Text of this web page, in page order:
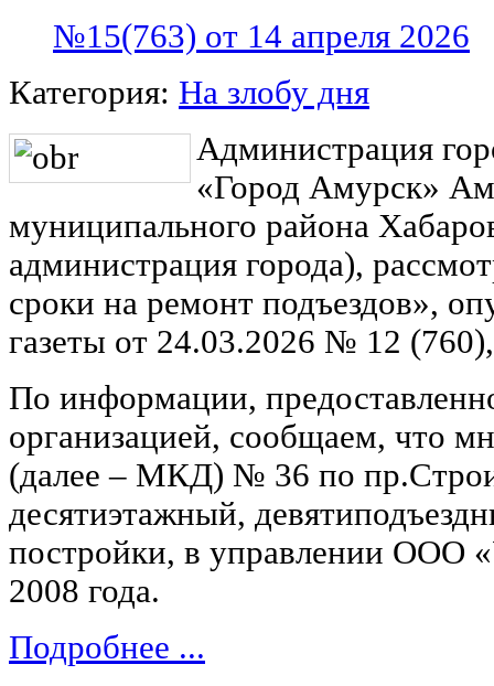
№15(763) от 14 апреля 2026
Категория: На злобу дня
Администрация
«Город Амурск»
муниципального района
администрация города),
сроки на ремонт подъездов»,
газеты от 24.03.2026 № 12
По информации,
организацией, сообщаем, что
(далее – МКД) № 36 по
десятиэтажный,
постройки, в управлении ООО
2008 года.
Подробнее ...